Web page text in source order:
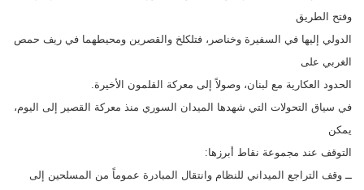
وفتح الطريق
الدولي إليها في السفيرة وخناصر، فتلكلخ والقصرين ومحيطهما في ريف حمص
الغربي على
الحدود العكارية مع لبنان، وصولاً إلى معركة القلمون الأخيرة.
في سياق التحولات التي شهدها الميدان السوري منذ معركة القصير إلى اليوم،
يمكن
التوقف عند مجموعة نقاط أبرزها:
ــ وقف التراجع الميداني للنظام وانتقال المبادرة عموماً من المسلحين إلى